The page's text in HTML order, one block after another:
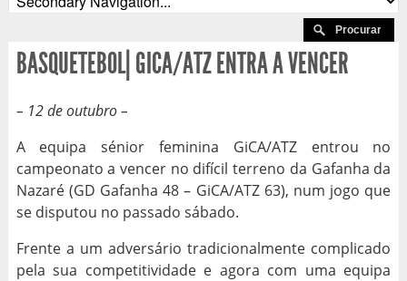
BASQUETEBOL| GICA/ATZ ENTRA A VENCER
– 12 de outubro –
A equipa sénior feminina GiCA/ATZ entrou no
campeonato a vencer no difícil terreno da Gafanha da
Nazaré (GD Gafanha 48 – GiCA/ATZ 63), num jogo que
se disputou no passado sábado.
Frente a um adversário tradicionalmente complicado
pela sua competitividade e agora com uma equipa